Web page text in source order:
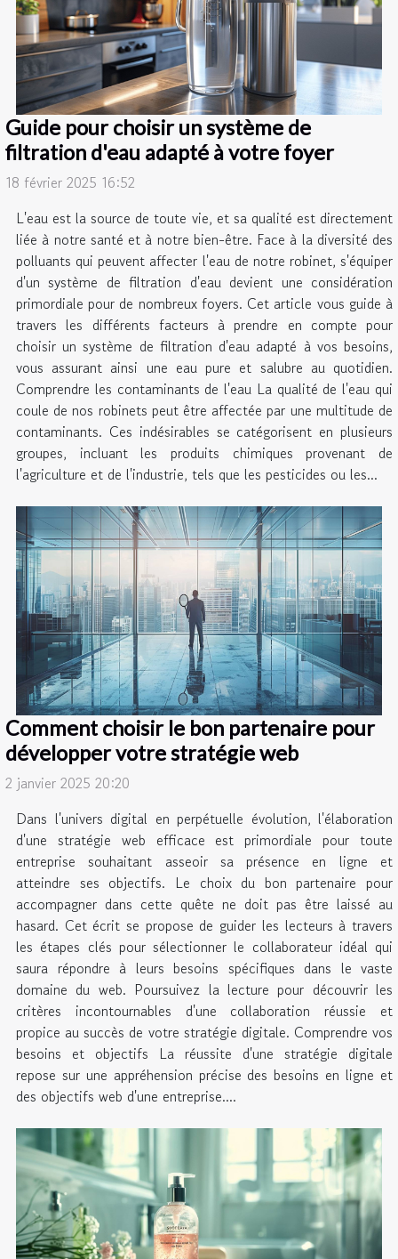
Guide pour choisir un système de
filtration d'eau adapté à votre foyer
18 février 2025 16:52
L'eau est la source de toute vie, et sa qualité est directement
liée à notre santé et à notre bien-être. Face à la diversité des
polluants qui peuvent affecter l'eau de notre robinet, s'équiper
d'un système de filtration d'eau devient une considération
primordiale pour de nombreux foyers. Cet article vous guide à
travers les différents facteurs à prendre en compte pour
choisir un système de filtration d'eau adapté à vos besoins,
vous assurant ainsi une eau pure et salubre au quotidien.
Comprendre les contaminants de l'eau La qualité de l'eau qui
coule de nos robinets peut être affectée par une multitude de
contaminants. Ces indésirables se catégorisent en plusieurs
groupes, incluant les produits chimiques provenant de
l'agriculture et de l'industrie, tels que les pesticides ou les...
Comment choisir le bon partenaire pour
développer votre stratégie web
2 janvier 2025 20:20
Dans l'univers digital en perpétuelle évolution, l'élaboration
d'une stratégie web efficace est primordiale pour toute
entreprise souhaitant asseoir sa présence en ligne et
atteindre ses objectifs. Le choix du bon partenaire pour
accompagner dans cette quête ne doit pas être laissé au
hasard. Cet écrit se propose de guider les lecteurs à travers
les étapes clés pour sélectionner le collaborateur idéal qui
saura répondre à leurs besoins spécifiques dans le vaste
domaine du web. Poursuivez la lecture pour découvrir les
critères incontournables d'une collaboration réussie et
propice au succès de votre stratégie digitale. Comprendre vos
besoins et objectifs La réussite d'une stratégie digitale
repose sur une appréhension précise des besoins en ligne et
des objectifs web d'une entreprise....